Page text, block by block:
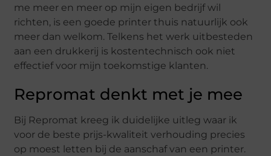
me meer en meer op mijn eigen bedrijf wil
richten, is een goede printer thuis natuurlijk ook
meer dan welkom. Telkens het werk uitbesteden
aan een drukkerij is kostentechnisch ook niet
effectief voor mijn toekomstige klanten.
Repromat denkt met je mee
Bij Repromat kreeg ik duidelijke uitleg waar ik
voor de beste prijs-kwaliteit verhouding precies
op moest letten bij de aanschaf van een printer.